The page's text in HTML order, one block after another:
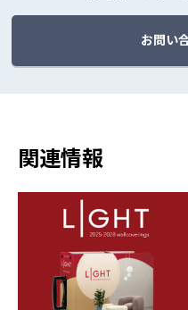
お問い
関連情報